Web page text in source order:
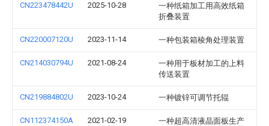
CN223478442U 2025-10-28
一种纸箱加工用高效纸箱
折叠装置
CN220007120U 2023-11-14 一种包装箱棱角处理装置
CN214030794U 2021-08-24
一种用于板材加工的上料
传送装置
CN219884802U 2023-10-24 一种镀锌可调节托辊
CN112374150A 2021-02-19
一种超高清液晶面板生产